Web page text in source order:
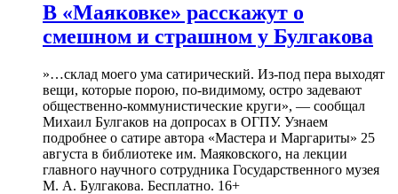
В «Маяковке» расскажут о
смешном и страшном у Булгакова
»…склад моего ума сатирический. Из-под пера выходят
вещи, которые порою, по-видимому, остро задевают
общественно-коммунистические круги», — сообщал
Михаил Булгаков на допросах в ОГПУ. Узнаем
подробнее о сатире автора «Мастера и Маргариты» 25
августа в библиотеке им. Маяковского, на лекции
главного научного сотрудника Государственного музея
М. А. Булгакова. Бесплатно. 16+